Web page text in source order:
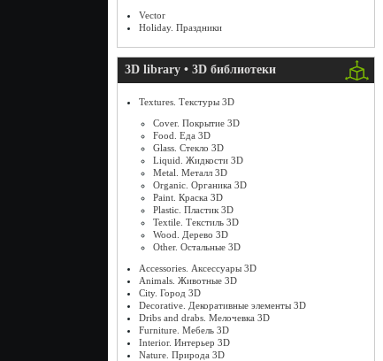
Vector
Holiday. Праздники
3D library • 3D библиотеки
Textures. Текстуры 3D
Cover. Покрытие 3D
Food. Еда 3D
Glass. Стекло 3D
Liquid. Жидкости 3D
Metal. Металл 3D
Organic. Органика 3D
Paint. Краска 3D
Plastic. Пластик 3D
Textile. Текстиль 3D
Wood. Дерево 3D
Other. Остальные 3D
Accessories. Аксессуары 3D
Animals. Животные 3D
City. Город 3D
Decorative. Декоративные элементы 3D
Dribs and drabs. Мелочевка 3D
Furniture. Мебель 3D
Interior. Интерьер 3D
Nature. Природа 3D